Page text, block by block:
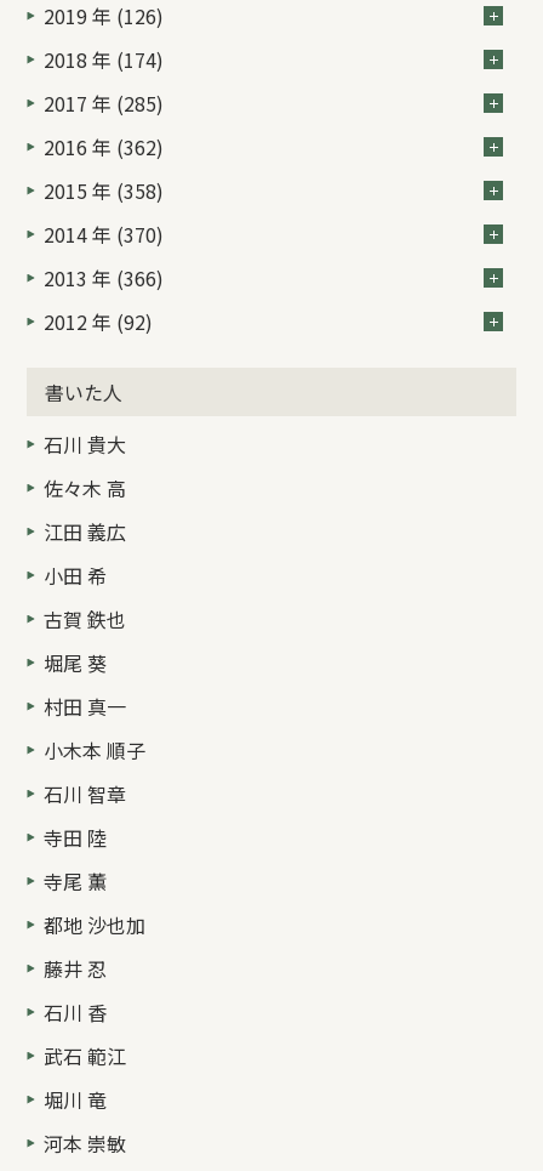
2019 年 (126)
2018 年 (174)
2017 年 (285)
2016 年 (362)
2015 年 (358)
2014 年 (370)
2013 年 (366)
2012 年 (92)
書いた人
石川 貴大
佐々木 高
江田 義広
小田 希
古賀 鉄也
堀尾 葵
村田 真一
小木本 順子
石川 智章
寺田 陸
寺尾 薫
都地 沙也加
藤井 忍
石川 香
武石 範江
堀川 竜
河本 崇敏